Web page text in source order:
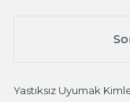
Yastıksız Uyumak